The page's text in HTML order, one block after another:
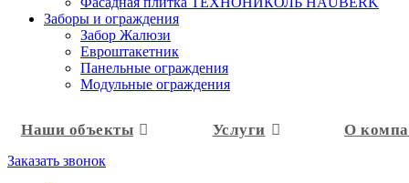
Заборы и ограждения
Забор Жалюзи
Евроштакетник
Панельные ограждения
Модульные ограждения
Наши объекты Услуги О
Заказать звонок